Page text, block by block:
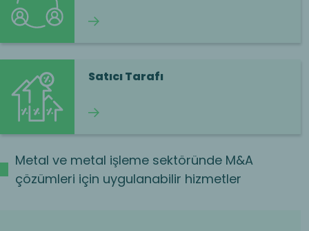
Satıcı Tarafı
Metal ve metal işleme sektöründe M&A
çözümleri için uygulanabilir hizmetler